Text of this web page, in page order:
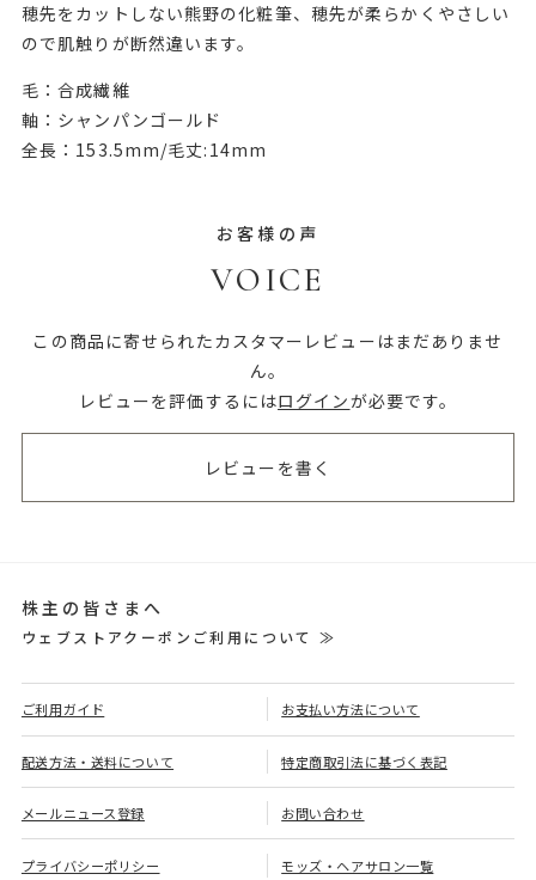
穂先をカットしない熊野の化粧筆、穂先が柔らかくやさしい
ので肌触りが断然違います。
毛：合成繊維
軸：シャンパンゴールド
全長：153.5mm/毛丈:14mm
お客様の声
VOICE
この商品に寄せられたカスタマーレビューはまだありませ
ん。
レビューを評価するにはログインが必要です。
レビューを書く
株主の皆さまへ
ウェブストアクーポンご利用について ≫
ご利用ガイド お支払い方法について
配送方法・送料について 特定商取引法に基づく表記
メールニュース登録 お問い合わせ
プライバシーポリシー モッズ・ヘアサロン一覧